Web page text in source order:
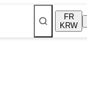
FR
KRW